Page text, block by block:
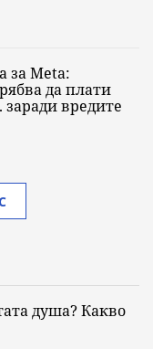
за Meta:
да плати
вредите
душа? Какво